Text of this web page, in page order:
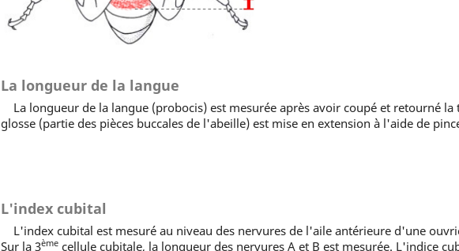
La longueur de la langue
La longueur de la langue (probocis) est mesurée après avoir coupé et retourné la
glosse (partie des pièces buccales de l'abeille) est mise en extension à l'aide de
L'index cubital
L'index cubital est mesuré au niveau des nervures de l'aile antérieure d'une
Sur la 3ème cellule cubitale, la longueur des nervures A et B est mesurée. L'indice